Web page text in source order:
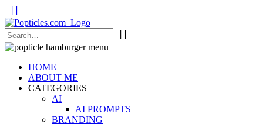
Popticles.com
HOME
ABOUT ME
CATEGORIES
AI
AI PROMPTS
BRANDING